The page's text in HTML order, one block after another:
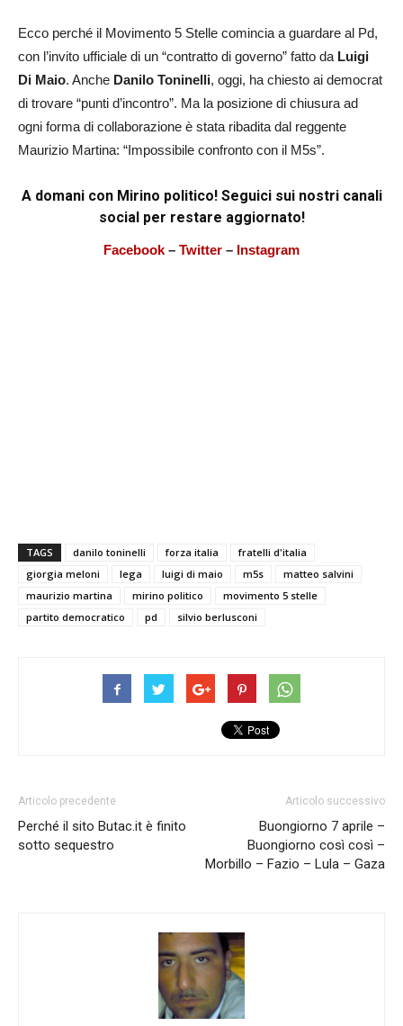
Ecco perché il Movimento 5 Stelle comincia a guardare al Pd,
con l’invito ufficiale di un “contratto di governo” fatto da Luigi
Di Maio. Anche Danilo Toninelli, oggi, ha chiesto ai democrat
di trovare “punti d’incontro”. Ma la posizione di chiusura ad
ogni forma di collaborazione è stata ribadita dal reggente
Maurizio Martina: “Impossibile confronto con il M5s”.
A domani con Mirino politico! Seguici sui nostri canali
social per restare aggiornato!
Facebook – Twitter – Instagram
TAGS danilo toninelli forza italia
fratelli d'italia
giorgia meloni
lega luigi di maio m5s
matteo salvini
maurizio martina
mirino politico
movimento 5 stelle
partito democratico
pd silvio berlusconi
Articolo precedente
Perché il sito Butac.it è finito
sotto sequestro
Articolo successivo
Buongiorno 7 aprile –
Buongiorno così così –
Morbillo – Fazio – Lula – Gaza